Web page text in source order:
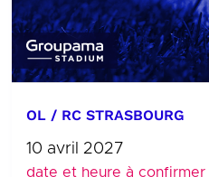
OL / RC STRASBOURG
10 avril 2027
date et heure à confirmer